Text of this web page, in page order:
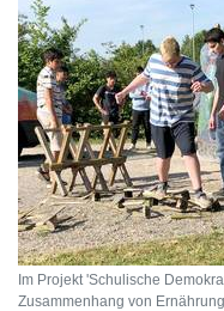
Im Projekt 'Schulische
Zusammenhang von